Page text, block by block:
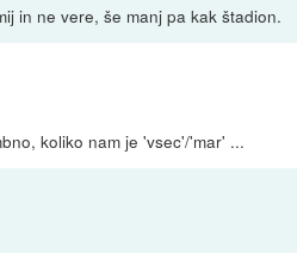
in ne vere, še manj pa kak štadion.
koliko nam je 'vsec'/'mar' ...